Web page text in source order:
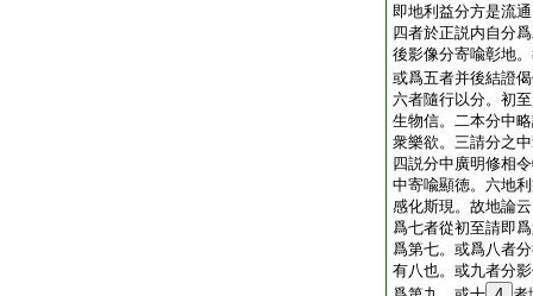
即地利益分方是流
四者於正説内自分
後影像分寄喩彰地
或爲五者并後結證
六者隨行以分。初
生物信。二本分中
衆樂欲。三請分之
四説分中廣明修相
中寄喩顯徳。六地
感化斯現。故地論
爲七者從初至請即
爲第七。或爲八者
有八也。或九者分